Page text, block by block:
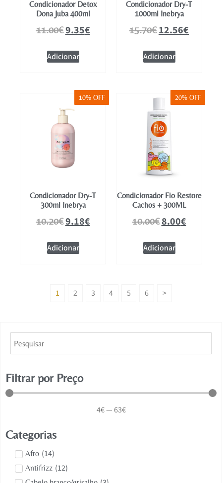
Condicionador Detox
Dona Juba 400ml
11.00€9.35€
Adicionar
Condicionador Dry-T
1000ml Inebrya
15.70€12.56€
Adicionar
10% OFF
Condicionador Dry-T
300ml Inebrya
10.20€9.18€
Adicionar
20% OFF
Condicionador Fio Restore
Cachos + 300ML
10.00€8.00€
Adicionar
1 2 3 4 5 6 >
Filtrar por Preço
4€—63€
Categorias
Afro (14)
Antifrizz (12)